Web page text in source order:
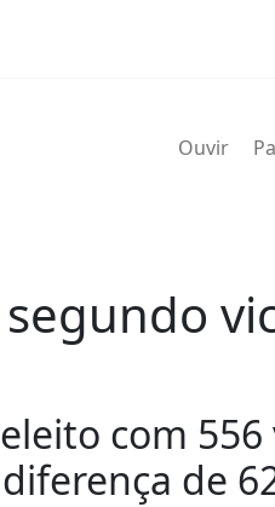
Ouvir
com
de